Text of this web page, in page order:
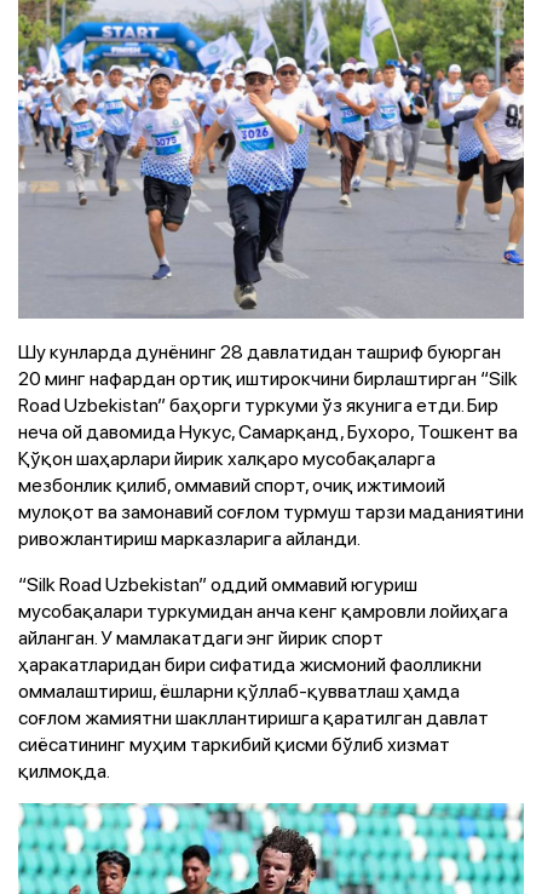
Шу кунларда дунёнинг 28 давлатидан ташриф буюрган
20 минг нафардан ортиқ иштирокчини бирлаштирган “Silk
Road Uzbekistan” баҳорги туркуми ўз якунига етди. Бир
неча ой давомида Нукус, Самарқанд, Бухоро, Тошкент ва
Қўқон шаҳарлари йирик халқаро мусобақаларга
мезбонлик қилиб, оммавий спорт, очиқ ижтимоий
мулоқот ва замонавий соғлом турмуш тарзи маданиятини
ривожлантириш марказларига айланди.
“Silk Road Uzbekistan” оддий оммавий югуриш
мусобақалари туркумидан анча кенг қамровли лойиҳага
айланган. У мамлакатдаги энг йирик спорт
ҳаракатларидан бири сифатида жисмоний фаолликни
оммалаштириш, ёшларни қўллаб-қувватлаш ҳамда
соғлом жамиятни шакллантиришга қаратилган давлат
сиёсатининг муҳим таркибий қисми бўлиб хизмат
қилмоқда.